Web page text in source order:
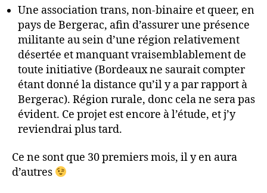
Une association trans, non-binaire et queer, en
pays de Bergerac, afin d’assurer une présence
militante au sein d’une région relativement
désertée et manquant vraisemblablement de
toute initiative (Bordeaux ne saurait compter
étant donné la distance qu’il y a par rapport à
Bergerac). Région rurale, donc cela ne sera pas
évident. Ce projet est encore à l’étude, et j’y
reviendrai plus tard.
Ce ne sont que 30 premiers mois, il y en aura
d’autres